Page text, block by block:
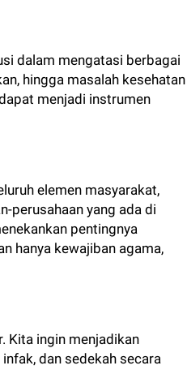
dalam mengatasi berbagai
hingga masalah kesehatan
menjadi instrumen
elemen masyarakat,
perusahaan yang ada di
pentingnya
hanya kewajiban agama,
Kita ingin menjadikan
dan sedekah secara